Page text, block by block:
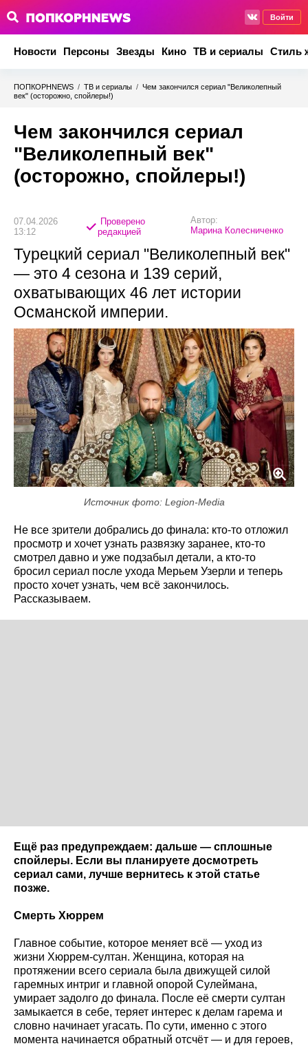
Войти
Новости Персоны Звезды Кино ТВ и сериалы Стиль
ПОПКОРНNEWS / ТВ и сериалы / Чем закончился сериал "Великолепный
век" (осторожно, спойлеры!)
Чем закончился сериал
"Великолепный век"
(осторожно, спойлеры!)
07.04.2026
13:12
Проверено
редакцией
Автор:
Марина Колесниченко
Турецкий сериал "Великолепный век"
— это 4 сезона и 139 серий,
охватывающих 46 лет истории
Османской империи.
Источник фото: Legion-Media
Не все зрители добрались до финала: кто-то отложил
просмотр и хочет узнать развязку заранее, кто-то
смотрел давно и уже подзабыл детали, а кто-то
бросил сериал после ухода Мерьем Узерли и теперь
просто хочет узнать, чем всё закончилось.
Рассказываем.
Ещё раз предупреждаем: дальше — сплошные
спойлеры. Если вы планируете досмотреть
сериал сами, лучше вернитесь к этой статье
позже.
Смерть Хюррем
Главное событие, которое меняет всё — уход из
жизни Хюррем-султан. Женщина, которая на
протяжении всего сериала была движущей силой
гаремных интриг и главной опорой Сулеймана,
умирает задолго до финала. После её смерти султан
замыкается в себе, теряет интерес к делам гарема и
словно начинает угасать. По сути, именно с этого
момента начинается обратный отсчёт — и для героев,